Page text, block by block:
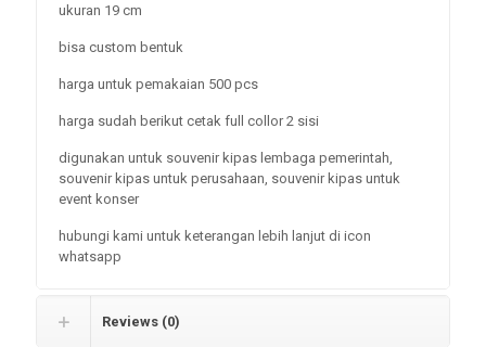
ukuran 19 cm
bisa custom bentuk
harga untuk pemakaian 500 pcs
harga sudah berikut cetak full collor 2 sisi
digunakan untuk souvenir kipas lembaga pemerintah,
souvenir kipas untuk perusahaan, souvenir kipas untuk
event konser
hubungi kami untuk keterangan lebih lanjut di icon
whatsapp
Reviews (0)